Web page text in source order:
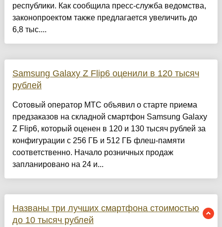
республики. Как сообщила пресс-служба ведомства,
законопроектом также предлагается увеличить до
6,8 тыс....
Samsung Galaxy Z Flip6 оценили в 120 тысяч
рублей
Сотовый оператор МТС объявил о старте приема
предзаказов на складной смартфон Samsung Galaxy
Z Flip6, который оценен в 120 и 130 тысяч рублей за
конфигурации с 256 ГБ и 512 ГБ флеш-памяти
соответственно. Начало розничных продаж
запланировано на 24 и...
Названы три лучших смартфона стоимостью
до 10 тысяч рублей